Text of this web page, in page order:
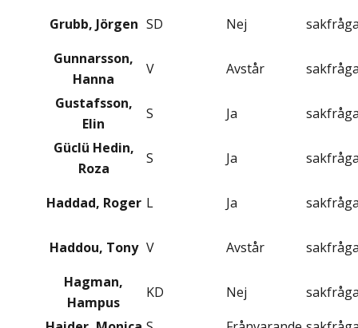
Grubb, Jörgen SD Nej
Gunnarsson,
Hanna
V Avstår
Gustafsson,
Elin
S Ja
Güclü Hedin,
Roza
S Ja
Haddad, Roger L Ja
Haddou, Tony V Avstår
Hagman,
Hampus
KD Nej